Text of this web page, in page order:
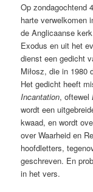
Op zondagochtend
harte verwelkomen
de Anglicaanse
Exodus en uit het
dienst een gedicht
Miłosz, die in 1980
Het gedicht heeft
Incantation, oftewel
wordt een
kwaad, en wordt
over Waarheid en
hoofdletters,
geschreven. En
in het vers.